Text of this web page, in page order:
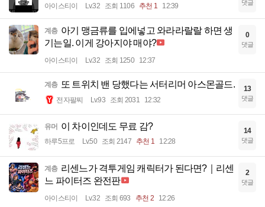
아이스티이 Lv.32 조회 1106 추천 1 12:39 댓글
계층 아기 맹금류를 입에넣고 와라라랄랄 하면 생
기는일. 이게 강아지야 매야?
아이스티이 Lv.32 조회 1250 12:37
0
댓글
계층 또 트위치 밴 당했다는 서터리머 아스몬골드.
전자팔찌 Lv.93 조회 2031 12:32
13
댓글
유머 이 차이인데도 무료 감?
하루5프로 Lv.50 조회 2147 추천 1 12:28
14
댓글
계층 리센느가 격투게임 캐릭터가 된다면?｜리센
느 파이터즈 완전판
아이스티이 Lv.32 조회 693 추천 2 12:26
2
댓글